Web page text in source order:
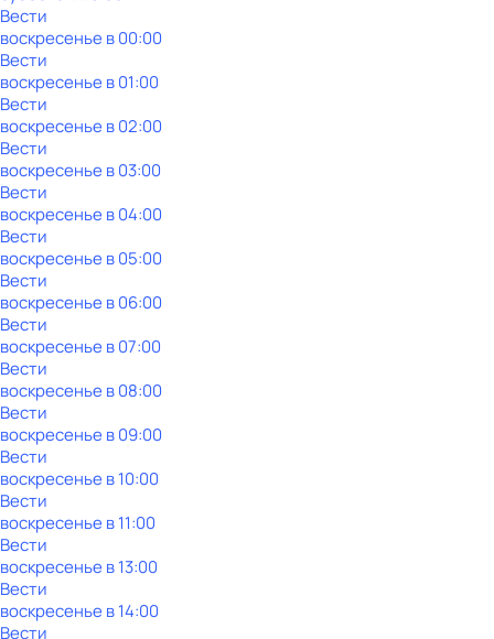
Вести
воскресенье в00:00
Вести
воскресенье в01:00
Вести
воскресенье в02:00
Вести
воскресенье в03:00
Вести
воскресенье в04:00
Вести
воскресенье в05:00
Вести
воскресенье в06:00
Вести
воскресенье в07:00
Вести
воскресенье в08:00
Вести
воскресенье в09:00
Вести
воскресенье в10:00
Вести
воскресенье в11:00
Вести
воскресенье в13:00
Вести
воскресенье в14:00
Вести